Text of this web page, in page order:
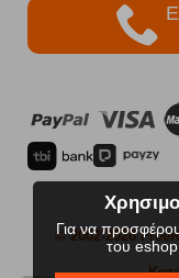
© 2002-2026
Για να
του eshop